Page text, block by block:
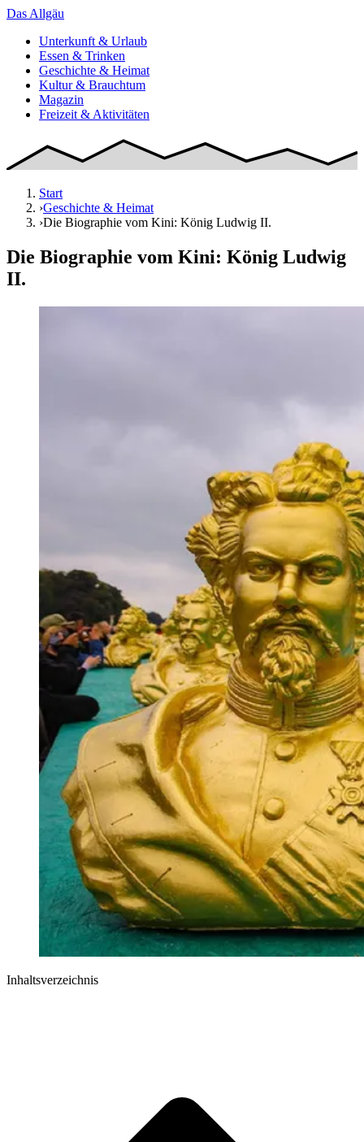
Das Allgäu
Unterkunft & Urlaub
Essen & Trinken
Geschichte & Heimat
Kultur & Brauchtum
Magazin
Freizeit & Aktivitäten
Start
›Geschichte & Heimat
›Die Biographie vom Kini: König Ludwig II.
Die Biographie vom Kini: König Ludwig
II.
Inhaltsverzeichnis